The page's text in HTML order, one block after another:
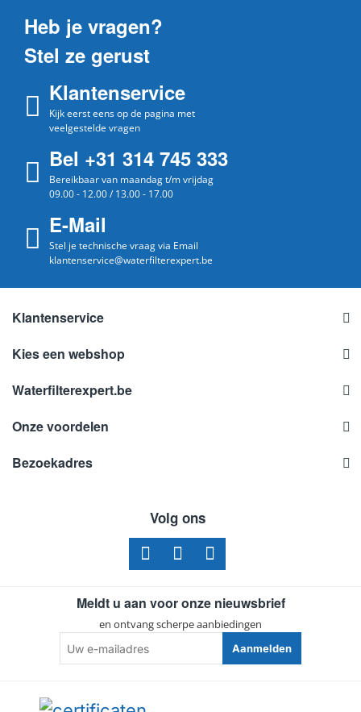
Heb je vragen?
Stel ze gerust
Klantenservice
Kijk eerst eens op de pagina met
veelgestelde vragen
Bel +31 314 745 333
Bereikbaar van maandag t/m vrijdag
09.00 - 12.00 / 13.00 - 17.00
E-Mail
Stel je technische vraag via Email
klantenservice@waterfilterexpert.be
Klantenservice
Kies een webshop
Waterfilterexpert.be
Onze voordelen
Bezoekadres
Volg ons
Meldt u aan voor onze nieuwsbrief
en ontvang scherpe aanbiedingen
e-
mailadres
Aanmelden